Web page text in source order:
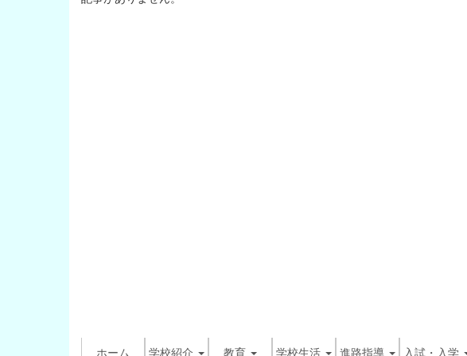
ホーム 学校紹介 教育 学校生活 進路指導 入試・入学